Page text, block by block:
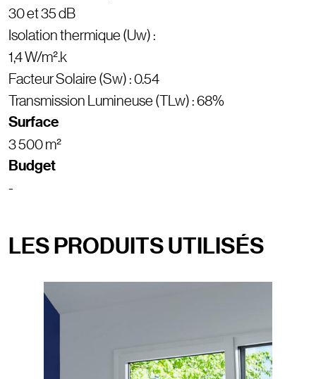
30 et 35 dB
Isolation thermique (Uw) :
1,4 W/m².k
Facteur Solaire (Sw) : 0.54
Transmission Lumineuse (TLw) : 68%
Surface
3 500 m²
Budget
-
Paragraphes
Titre
LES PRODUITS UTILISÉS